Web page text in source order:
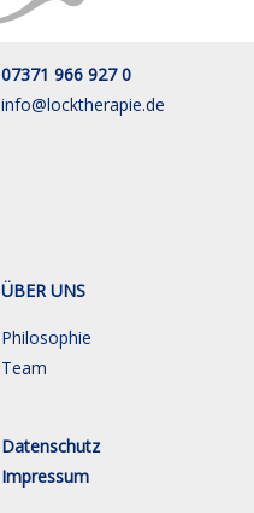
07371 966 927 0
info@locktherapie.de
ÜBER UNS
Philosophie
Team
Datenschutz
Impressum